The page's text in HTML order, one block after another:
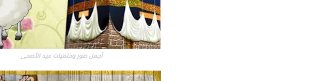
أجمل صور وخلفيات عيد الأضحى